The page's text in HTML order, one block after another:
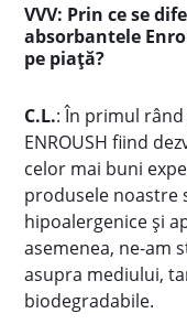
VVV: Prin ce se
absorbantele
pe piață?
C.L.: În primul
ENROUSH fiind
celor mai buni
produsele noastre
hipoalergenice și
asemenea, ne-am
asupra mediului,
biodegradabile.